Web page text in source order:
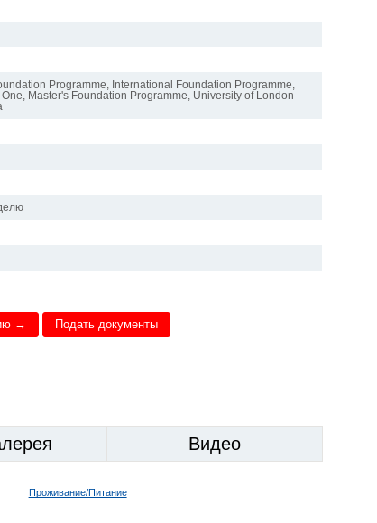
Programme, International Foundation Programme,
One, Master's Foundation Programme, University of London
→ Подать документы
Видео
Проживание/Питание